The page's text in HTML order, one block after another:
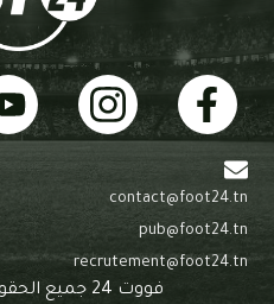
contact@foot24.tn
pub@foot24.tn
recrutement@foot24.tn
فووت 24 جميع الحقوق محفوظة 2021©